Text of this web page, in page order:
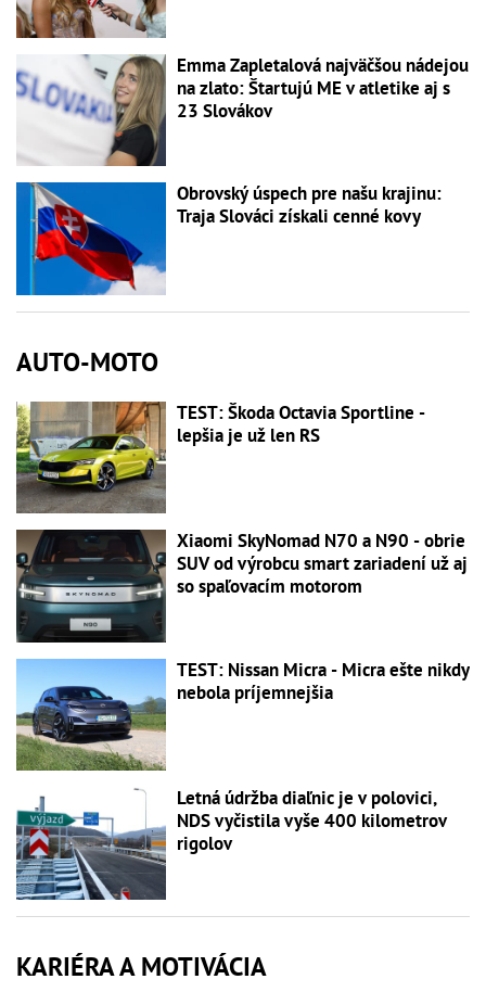
Emma Zapletalová najväčšou nádejou
na zlato: Štartujú ME v atletike aj s
23 Slovákov
Obrovský úspech pre našu krajinu:
Traja Slováci získali cenné kovy
AUTO-MOTO
TEST: Škoda Octavia Sportline -
lepšia je už len RS
Xiaomi SkyNomad N70 a N90 - obrie
SUV od výrobcu smart zariadení už aj
so spaľovacím motorom
TEST: Nissan Micra - Micra ešte nikdy
nebola príjemnejšia
Letná údržba diaľnic je v polovici,
NDS vyčistila vyše 400 kilometrov
rigolov
KARIÉRA A MOTIVÁCIA